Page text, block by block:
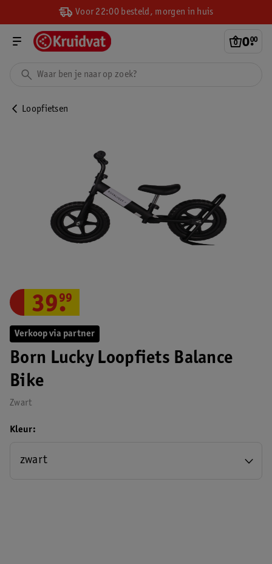
Voor 22:00 besteld, morgen in huis
0.
00
Loopfietsen
Verkoop via partner
Born Lucky Loopfiets Balance
Bike
Zwart
39.
99
Kleur
zwart